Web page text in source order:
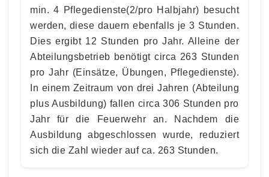
min. 4 Pflegedienste(2/pro Halbjahr) besucht
werden, diese dauern ebenfalls je 3 Stunden.
Dies ergibt 12 Stunden pro Jahr. Alleine der
Abteilungsbetrieb benötigt circa 263 Stunden
pro Jahr (Einsätze, Übungen, Pflegedienste).
In einem Zeitraum von drei Jahren (Abteilung
plus Ausbildung) fallen circa 306 Stunden pro
Jahr für die Feuerwehr an. Nachdem die
Ausbildung abgeschlossen wurde, reduziert
sich die Zahl wieder auf ca. 263 Stunden.